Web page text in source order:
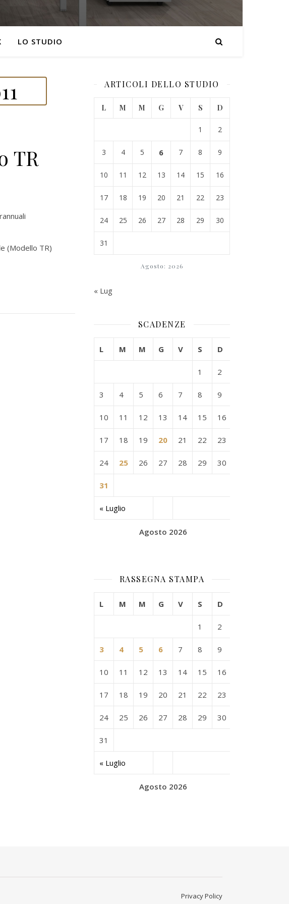
LO STUDIO
TR
(Modello TR)
ARTICOLI DELLO STUDIO
Agosto: 2026
L M M G V S D
1 2
3 4 5 6 7 8 9
10 11 12 13 14 15 16
17 18 19 20 21 22 23
24 25 26 27 28 29 30
31
« Lug
SCADENZE
Agosto 2026
L M M G V S D
« Luglio
1 2
3 4 5 6 7 8 9
10 11 12 13 14 15 16
17 18 19 20 21 22 23
24 25 26 27 28 29 30
31
RASSEGNA STAMPA
Agosto 2026
L M M G V S D
« Luglio
1 2
3 4 5 6 7 8 9
10 11 12 13 14 15 16
17 18 19 20 21 22 23
24 25 26 27 28 29 30
31
Privacy Policy